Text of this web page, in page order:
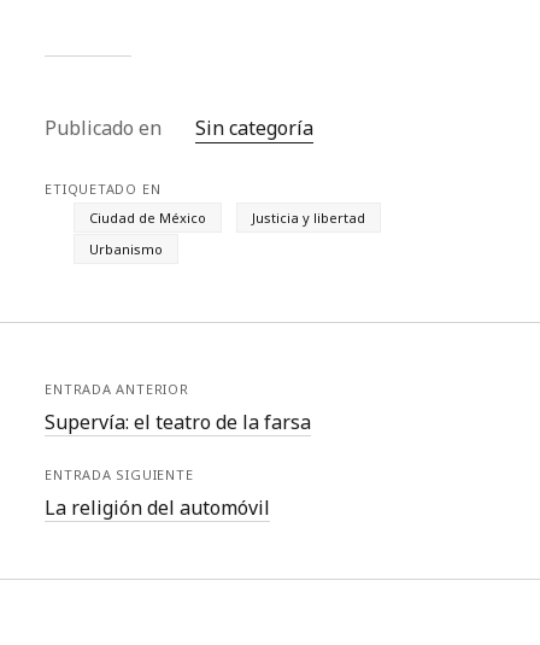
Publicado en Sin categoría
ETIQUETADO EN
Ciudad de México
Justicia y libertad
Urbanismo
ENTRADA ANTERIOR
Supervía: el teatro de la farsa
ENTRADA SIGUIENTE
La religión del automóvil